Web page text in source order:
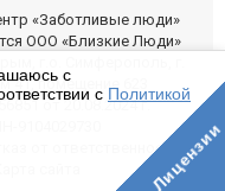
«Заботливые люди»
ООО «Близкие Люди»
41, помещение 623
от 20.08.2024 г.
9104029730
от ответственностиЛицензии
с
с Политикой